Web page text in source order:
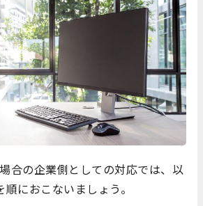
合の企業側としての対応では、以
におこないましょう。